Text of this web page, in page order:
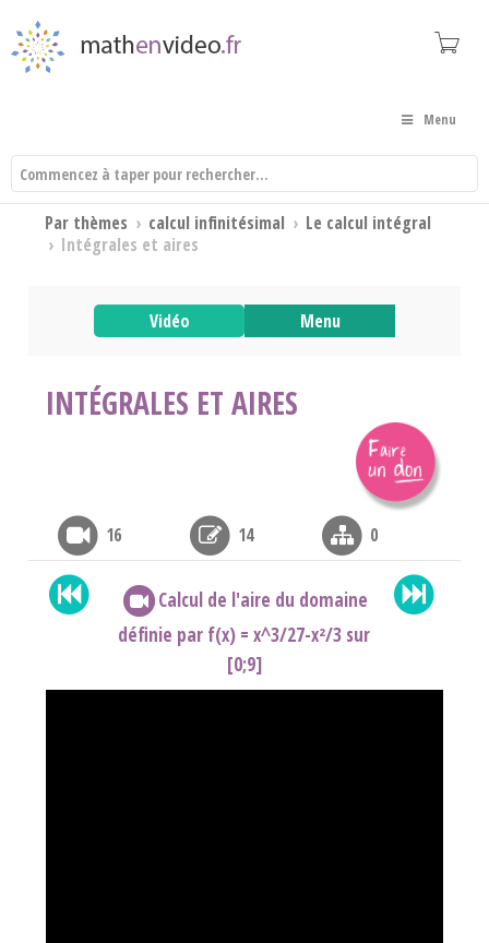
Menu
Par thèmes › calcul infinitésimal › Le calcul intégral
› Intégrales et aires
Vidéo Menu
INTÉGRALES ET AIRES
16 14 0
Calcul de l'aire du domaine
définie par f(x) = x^3/27-x²/3 sur
[0;9]